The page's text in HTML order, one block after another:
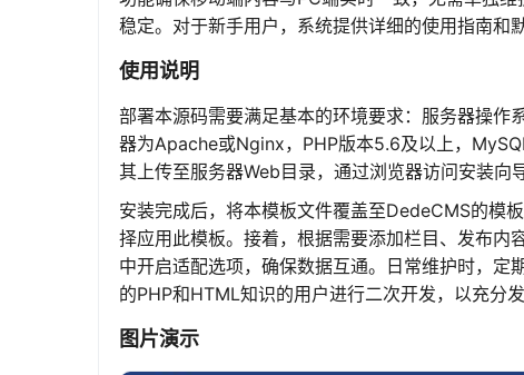
稳定。对于新手用户，系统提供详细的使用指南和
使用说明
部署本源码需要满足基本的环境要求：服务器操
器为Apache或Nginx，PHP版本5.6及以上，
其上传至服务器Web目录，通过浏览器访问安装向
安装完成后，将本模板文件覆盖至DedeCMS的模
择应用此模板。接着，根据需要添加栏目、发布内
中开启适配选项，确保数据互通。日常维护时，
的PHP和HTML知识的用户进行二次开发，以充分发
图片演示